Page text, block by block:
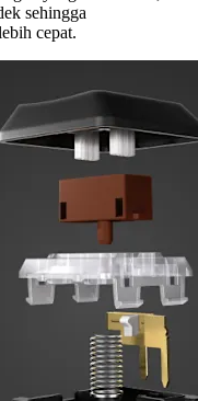
sehingga
cepat.